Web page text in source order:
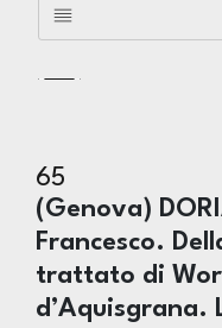
65
(Genova)
Francesco.
trattato di